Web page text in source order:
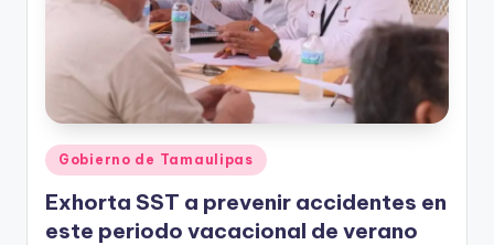
Publicado
en
Gobierno de Tamaulipas
Exhorta SST a prevenir accidentes en
este periodo vacacional de verano